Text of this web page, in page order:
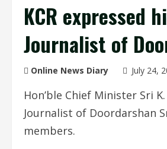
KCR expressed
Journalist of
Online News Diary July 24,
Hon’ble Chief Minister Sri
Journalist of Doordarshan
members.